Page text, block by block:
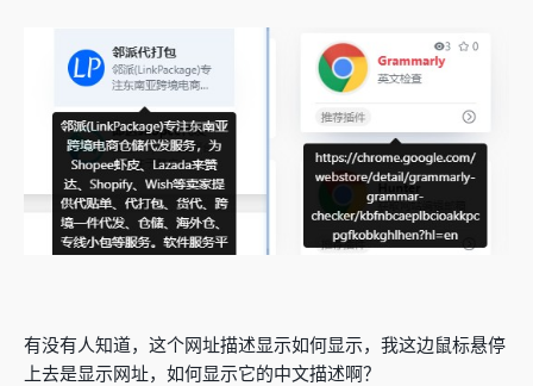
有没有人知道，这个网址描述显示如何显示，我这边鼠标悬停
上去是显示网址，如何显示它的中文描述啊？